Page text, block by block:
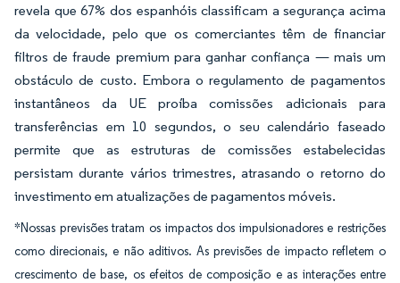
revela que 67% dos espanhóis classificam a segurança acima
da velocidade, pelo que os comerciantes têm de financiar
filtros de fraude premium para ganhar confiança — mais um
obstáculo de custo. Embora o regulamento de pagamentos
instantâneos da UE proíba comissões adicionais para
transferências em 10 segundos, o seu calendário faseado
permite que as estruturas de comissões estabelecidas
persistam durante vários trimestres, atrasando o retorno do
investimento em atualizações de pagamentos móveis.
*Nossas previsões tratam os impactos dos impulsionadores e restrições
como direcionais, e não aditivos. As previsões de impacto refletem o
crescimento de base, os efeitos de composição e as interações entre